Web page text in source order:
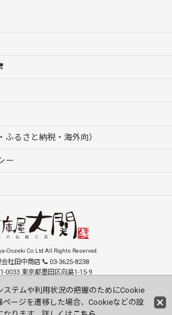
ふるさと納税・海外向）
ー
Oozeki Co.Ltd All Rights Reserved.
会社田中商店
03-3625-8238
0033 東京都墨田区向島1-15-9
our English Store
ステムや利用状況の把握のためにCookie
ページを遷移した場合、Cookieなどの設